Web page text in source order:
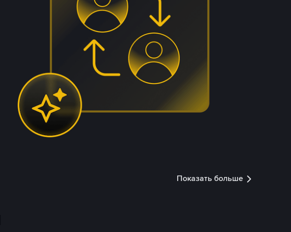
Показать больше